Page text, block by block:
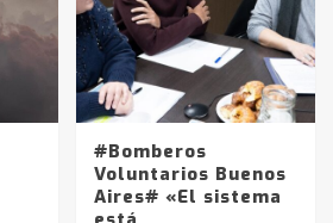
#Bomberos
Voluntarios Buenos
Aires# «El sistema